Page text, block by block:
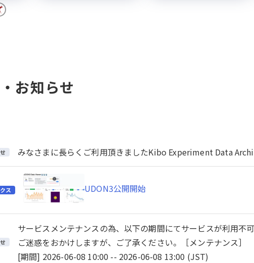
お知らせ
みなさまに長らくご利用頂きましたKibo Experiment Data
ス UDON3公開開始
サービスメンテナンスの為、以下の期間にてサービスが利用不可
ご迷惑をおかけしますが、ご了承ください。［メンテナンス］
[期間] 2026-06-08 10:00 -- 2026-06-08 13:00 (JST)